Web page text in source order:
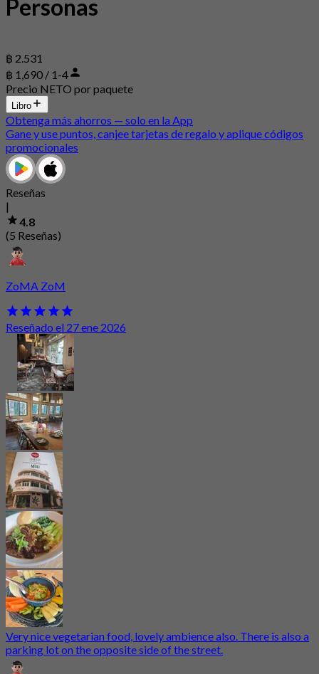
Personas
฿ 2.531
฿ 1,690 / 1-4
Precio NETO por paquete
Libro
Obtenga más ahorros — solo en la App
Gane y use puntos, canjee tarjetas de regalo y aplique códigos
promocionales
Reseñas
|
4.8
(5 Reseñas)
ZoMA ZoM
Reseñado el 27 ene 2026
Very nice vegetarian food, lovely ambience also. There is also a
parking lot on the opposite side of the street.